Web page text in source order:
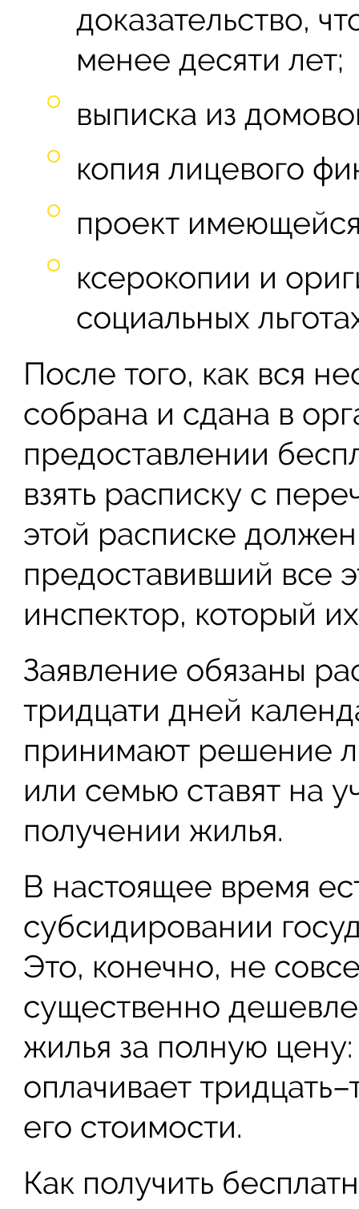
доказательство,
менее десяти лет;
выписка из
копия лицевого
проект
ксерокопии и
социальных
После того, как вся
собрана и сдана в
предоставлении
взять расписку с
этой расписке
предоставивший все
инспектор, который
Заявление обязаны
тридцати дней
принимают решение
или семью ставят на
получении жилья.
В настоящее время
субсидировании
Это, конечно, не
существенно
жилья за полную
оплачивает
его стоимости.
Как получить